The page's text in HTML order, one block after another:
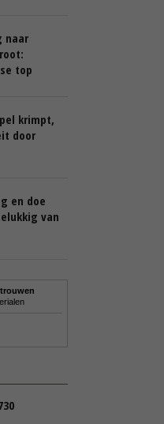
naar
top
krimpt,
door
en doe
van